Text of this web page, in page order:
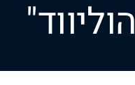
הוליווד"